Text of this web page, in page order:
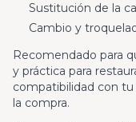
Sustitución de la
Cambio y
Recomendado para
y práctica para
compatibilidad con
la compra.